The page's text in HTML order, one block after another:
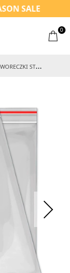
SALE
0
WORECZKI STRUNOWE 5 SZT.